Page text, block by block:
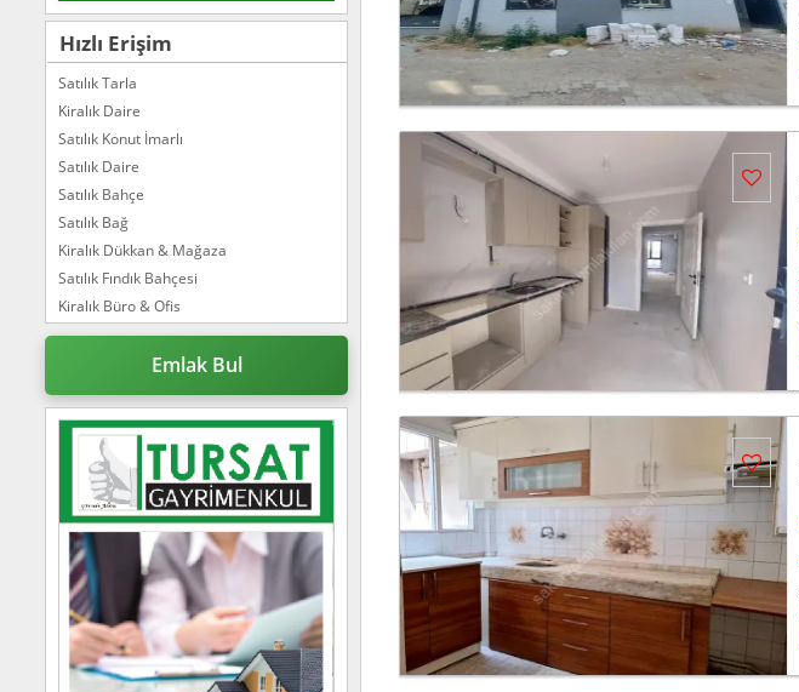
Hızlı Erişim
Satılık Tarla
Kiralık Daire
Satılık Konut İmarlı
Satılık Daire
Satılık Bahçe
Satılık Bağ
Kiralık Dükkan & Mağaza
Satılık Fındık Bahçesi
Kiralık Büro & Ofis
Satılık Müstakil Ev
Satılık Bungalov
Satılık Çiftlik Evi
Satılık Tatil Tesisi
Satılık Villa
Satılık Dükkan & Mağaza
Kiralık Tarla
Emlak Bul